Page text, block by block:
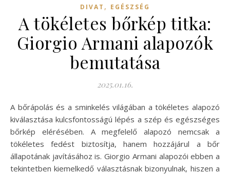
DIVAT , EGÉSZSÉG
A tökéletes bőrkép titka:
Giorgio Armani alapozók
bemutatása
2025.01.16.
A bőrápolás és a sminkelés világában a tökéletes alapozó
kiválasztása kulcsfontosságú lépés a szép és egészséges
bőrkép elérésében. A megfelelő alapozó nemcsak a
tökéletes fedést biztosítja, hanem hozzájárul a bőr
állapotának javításához is. Giorgio Armani alapozói ebben a
tekintetben kiemelkedő választásnak bizonyulnak, hiszen a